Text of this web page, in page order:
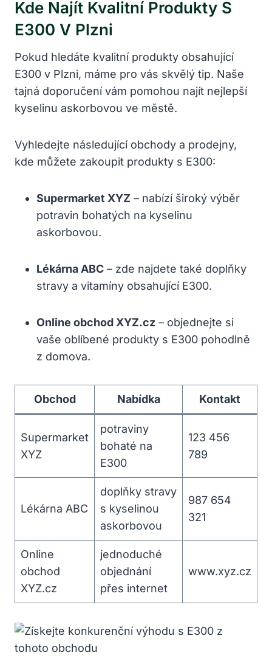
Kde Najít Kvalitní Produkty S
E300 V Plzni
Pokud hledáte kvalitní produkty obsahující
E300 v Plzni, máme pro vás skvělý tip. Naše
tajná doporučení vám pomohou najít nejlepší
kyselinu askorbovou ve městě.
Vyhledejte následující obchody a prodejny,
kde můžete zakoupit produkty s E300:
Supermarket XYZ – nabízí široký výběr
potravin bohatých na kyselinu
askorbovou.
Lékárna ABC – zde najdete také doplňky
stravy a vitamíny obsahující E300.
Online obchod XYZ.cz – objednejte si
vaše oblíbené produkty s E300 pohodlně
z domova.
Obchod Nabídka Kontakt
Supermarket
XYZ
potraviny
bohaté na
E300
123 456
789
Lékárna ABC
doplňky stravy
s kyselinou
askorbovou
987 654
321
Online
obchod
XYZ.cz
jednoduché
objednání
přes internet
www.xyz.cz